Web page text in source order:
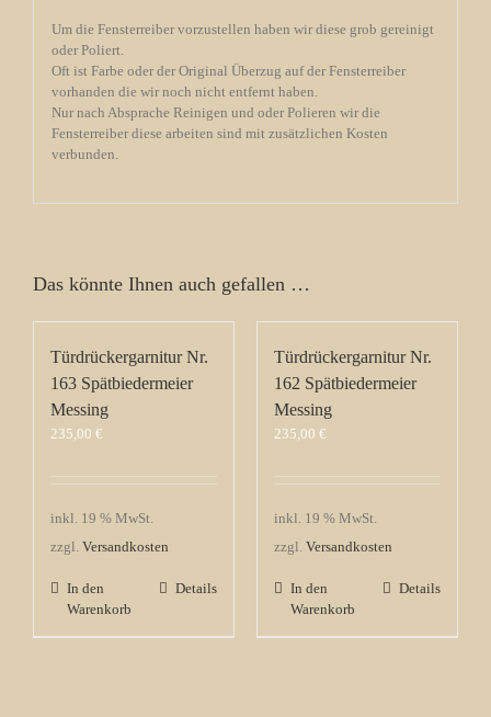
Um die Fensterreiber vorzustellen haben wir diese grob gereinigt
oder Poliert.
Oft ist Farbe oder der Original Überzug auf der Fensterreiber
vorhanden die wir noch nicht entfernt haben.
Nur nach Absprache Reinigen und oder Polieren wir die
Fensterreiber diese arbeiten sind mit zusätzlichen Kosten
verbunden.
Das könnte Ihnen auch gefallen …
Türdrückergarnitur Nr.
163 Spätbiedermeier
Messing
235,00 €
inkl. 19 % MwSt.
zzgl. Versandkosten
In den
Warenkorb
Details
Türdrückergarnitur Nr.
162 Spätbiedermeier
Messing
235,00 €
inkl. 19 % MwSt.
zzgl. Versandkosten
In den
Warenkorb
Details